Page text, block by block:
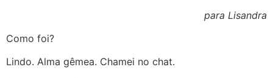
para Lisandra
Como foi?
Lindo. Alma gêmea. Chamei no chat.